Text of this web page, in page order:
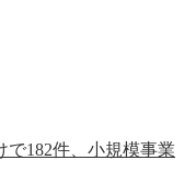
で182件、小規模事業